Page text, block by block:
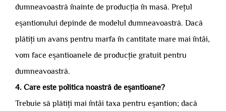
dumneavoastră înainte de producția în masă. Prețul
eșantionului depinde de modelul dumneavoastră. Dacă
plătiți un avans pentru marfa în cantitate mare mai întâi,
vom face eșantioanele de producție gratuit pentru
dumneavoastră.
4. Care este politica noastră de eșantioane?
Trebuie să plătiți mai întâi taxa pentru eșantion; dacă